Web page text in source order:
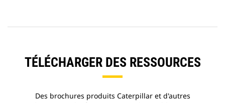
TÉLÉCHARGER DES RESSOURCES
Des brochures produits Caterpillar et d'autres